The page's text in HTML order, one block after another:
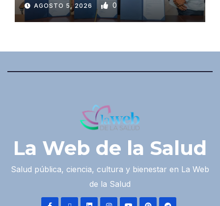
AGOSTO 5, 2026 0
La Web de la Salud
Salud pública, ciencia, cultura y bienestar en La Web
de la Salud